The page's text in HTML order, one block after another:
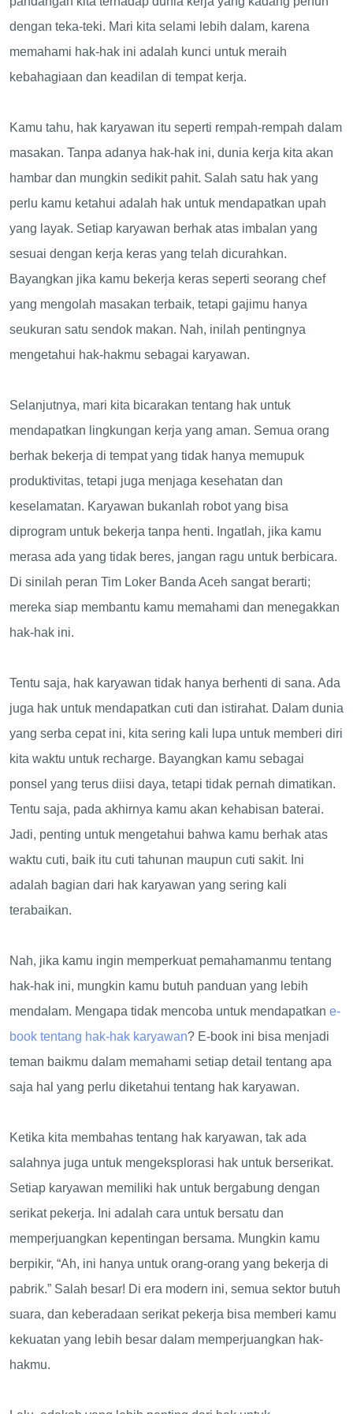
dengan teka-teki. Mari kita selami lebih dalam, karena
memahami hak-hak ini adalah kunci untuk meraih
kebahagiaan dan keadilan di tempat kerja.
Kamu tahu, hak karyawan itu seperti rempah-rempah dalam
masakan. Tanpa adanya hak-hak ini, dunia kerja kita akan
hambar dan mungkin sedikit pahit. Salah satu hak yang
perlu kamu ketahui adalah hak untuk mendapatkan upah
yang layak. Setiap karyawan berhak atas imbalan yang
sesuai dengan kerja keras yang telah dicurahkan.
Bayangkan jika kamu bekerja keras seperti seorang chef
yang mengolah masakan terbaik, tetapi gajimu hanya
seukuran satu sendok makan. Nah, inilah pentingnya
mengetahui hak-hakmu sebagai karyawan.
Selanjutnya, mari kita bicarakan tentang hak untuk
mendapatkan lingkungan kerja yang aman. Semua orang
berhak bekerja di tempat yang tidak hanya memupuk
produktivitas, tetapi juga menjaga kesehatan dan
keselamatan. Karyawan bukanlah robot yang bisa
diprogram untuk bekerja tanpa henti. Ingatlah, jika kamu
merasa ada yang tidak beres, jangan ragu untuk berbicara.
Di sinilah peran Tim Loker Banda Aceh sangat berarti;
mereka siap membantu kamu memahami dan menegakkan
hak-hak ini.
Tentu saja, hak karyawan tidak hanya berhenti di sana. Ada
juga hak untuk mendapatkan cuti dan istirahat. Dalam dunia
yang serba cepat ini, kita sering kali lupa untuk memberi diri
kita waktu untuk recharge. Bayangkan kamu sebagai
ponsel yang terus diisi daya, tetapi tidak pernah dimatikan.
Tentu saja, pada akhirnya kamu akan kehabisan baterai.
Jadi, penting untuk mengetahui bahwa kamu berhak atas
waktu cuti, baik itu cuti tahunan maupun cuti sakit. Ini
adalah bagian dari hak karyawan yang sering kali
terabaikan.
Nah, jika kamu ingin memperkuat pemahamanmu tentang
hak-hak ini, mungkin kamu butuh panduan yang lebih
mendalam. Mengapa tidak mencoba untuk mendapatkan e-
book tentang hak-hak karyawan? E-book ini bisa menjadi
teman baikmu dalam memahami setiap detail tentang apa
saja hal yang perlu diketahui tentang hak karyawan.
Ketika kita membahas tentang hak karyawan, tak ada
salahnya juga untuk mengeksplorasi hak untuk berserikat.
Setiap karyawan memiliki hak untuk bergabung dengan
serikat pekerja. Ini adalah cara untuk bersatu dan
memperjuangkan kepentingan bersama. Mungkin kamu
berpikir, “Ah, ini hanya untuk orang-orang yang bekerja di
pabrik.” Salah besar! Di era modern ini, semua sektor butuh
suara, dan keberadaan serikat pekerja bisa memberi kamu
kekuatan yang lebih besar dalam memperjuangkan hak-
hakmu.